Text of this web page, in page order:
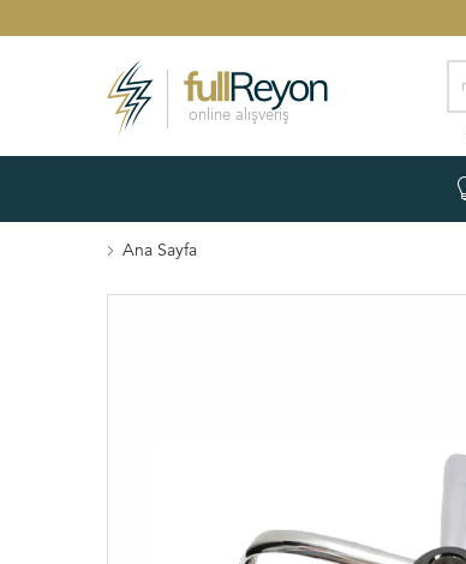
online alışveriş
Ana Sayfa